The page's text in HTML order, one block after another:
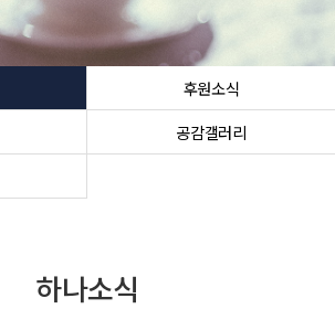
후원소식
공감갤러리
하나소식